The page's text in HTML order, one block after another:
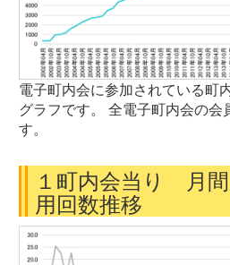
電子町内会に参加されている町
グラフです。 全電子町内会の会
す。
１町内会当り 月
用回数推移